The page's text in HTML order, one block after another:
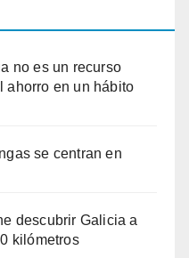
no es un recurso
ahorro en un hábito
se centran en
descubrir Galicia a
kilómetros